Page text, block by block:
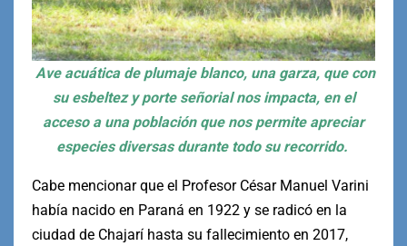
Ave acuática de plumaje blanco, una garza, que con
su esbeltez y porte señorial nos impacta, en el
acceso a una población que nos permite apreciar
especies diversas durante todo su recorrido.
Cabe mencionar que el Profesor César Manuel Varini
había nacido en Paraná en 1922 y se radicó en la
ciudad de Chajarí hasta su fallecimiento en 2017,